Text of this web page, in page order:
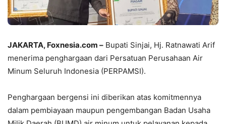
JAKARTA, Foxnesia.com – Bupati Sinjai, Hj. Ratnawati Arif
menerima penghargaan dari Persatuan Perusahaan Air
Minum Seluruh Indonesia (PERPAMSI).
Penghargaan bergensi ini diberikan atas komitmennya
dalam pembiayaan maupun pengembangan Badan Usaha